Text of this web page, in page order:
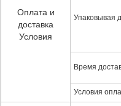
Оплата и
доставка
Условия
Упаковывая
Время
Условия